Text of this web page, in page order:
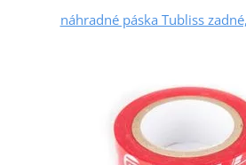
náhradné páska Tubliss